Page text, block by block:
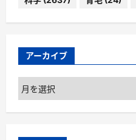
アーカイブ
ア
ー
カ